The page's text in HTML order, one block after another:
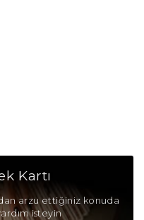
Kartı
arzu ettiğiniz konuda
isteyin